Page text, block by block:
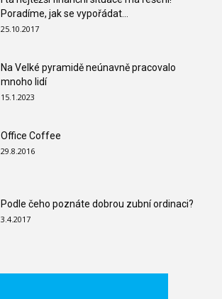
Poradíme, jak se vypořádat...
25.10.2017
Na Velké pyramidě neúnavně pracovalo
mnoho lidí
15.1.2023
Office Coffee
29.8.2016
Podle čeho poznáte dobrou zubní ordinaci?
3.4.2017